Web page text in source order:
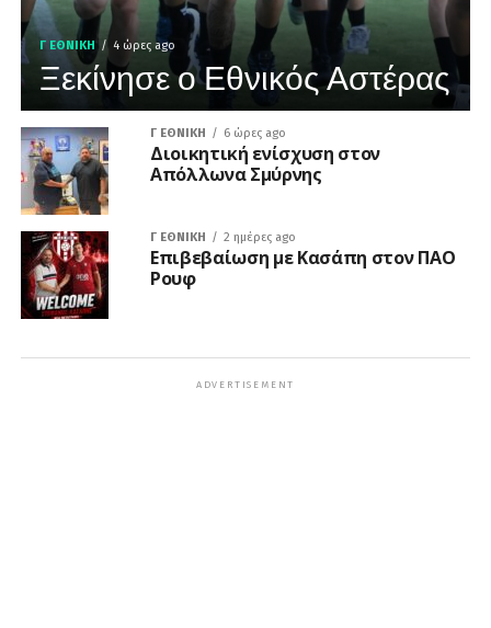
Γ ΕΘΝΙΚΉ 4 ώρες ago
Ξεκίνησε ο Εθνικός Αστέρας
Γ ΕΘΝΙΚΉ 6 ώρες ago
Διοικητική ενίσχυση στον
Απόλλωνα Σμύρνης
Γ ΕΘΝΙΚΉ 2 ημέρες ago
Επιβεβαίωση με Κασάπη στον ΠΑΟ
Ρουφ
ADVERTISEMENT